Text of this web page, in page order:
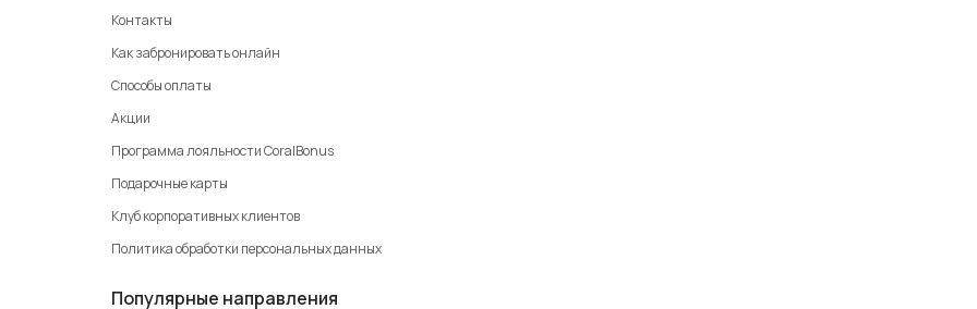
Контакты
Как забронировать онлайн
Способы оплаты
Акции
Программа лояльности CoralBonus
Подарочные карты
Клуб корпоративных клиентов
Политика обработки персональных данных
Популярные направления